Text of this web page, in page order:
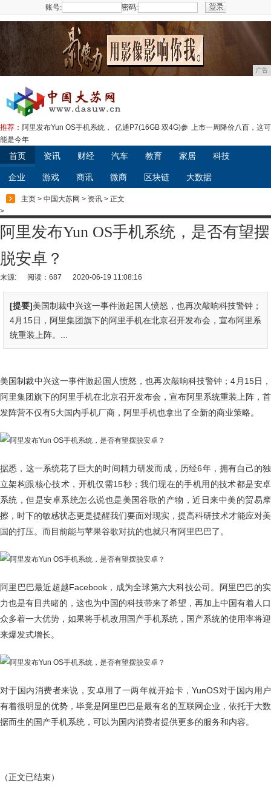
账号: 密码:
广告
推荐： 阿里发布Yun OS手机系统， 亿通P7(16GB 双4G)参 上市一周降价八百，这可
能是今年
首页 资讯 财经 汽车 教育 家居 科技
企业 游戏 商讯 微商 区块链 大数据
主页 > 中国大苏网 > 资讯 > 正文
>
阿里发布Yun OS手机系统，是否有望摆
脱安卓？
来源: 阅读：687 2020-06-19 11:08:16
[提要]美国制裁中兴这一事件激起国人愤怒，也再次敲响科技警钟；
4月15日，阿里集团旗下的阿里手机在北京召开发布会，宣布阿里系
统重装上阵。...
美国制裁中兴这一事件激起国人愤怒，也再次敲响科技警钟；4月15日，
阿里集团旗下的阿里手机在北京召开发布会，宣布阿里系统重装上阵，首
发阵营不仅有5大国内手机厂商，阿里手机也拿出了全新的商业策略。
据悉，这一系统花了巨大的时间精力研发而成，历经6年，拥有自己的独
立架构跟核心技术，开机仅需15秒；我们现在的手机用的技术都是安卓
系统，但是安卓系统怎么说也是美国谷歌的产物，近日来中美的贸易摩
擦，时下的敏感状态更是提醒我们要面对现实，提高科研技术才能应对美
国的打压。而目前能与苹果谷歌对抗的也就只有阿里巴巴了。
阿里巴巴最近超越Facebook，成为全球第六大科技公司。阿里巴巴的实
力也是有目共睹的，这也为中国的科技带来了希望，再加上中国有着人口
众多着一大优势，如果将手机改用国产手机系统，国产系统的使用率将迎
来爆发式增长。
对于国内消费者来说，安卓用了一两年就开始卡，YunOS对于国内用户
有着很明显的优势，毕竟是阿里巴巴是最有名的互联网企业，依托于大数
据而生的国产手机系统，可以为国内消费者提供更多的服务和内容。
（正文已结束）